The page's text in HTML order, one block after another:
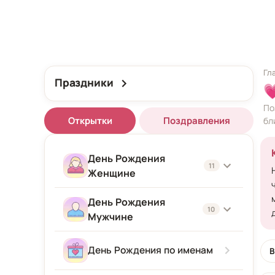
Праздники
Открытки Поздравления
День Рождения
Женщине
11
Женщине
Подруге
Девушке
День Рождения
Мужчине
10
Мужчине
День Рождения по именам